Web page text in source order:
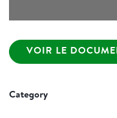
VOIR LE
Category